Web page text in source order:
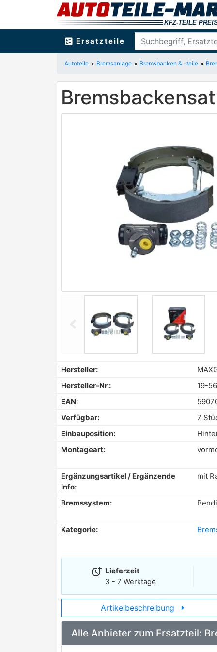
ballot Ersatzteile
Autoteile Bremsanlage Bremsbacken & -teile
Previous
Hersteller:
Hersteller-Nr.:
19-
EAN:
Verfügbar:
7
Einbauposition:
Montageart:
Ergänzungsartikel / Ergänzende
Info:
mit
Bremssystem:
Kategorie:
more_time Lieferzeit
3 - 7 Werktage
Artikelbeschreibung arrow_right
Alle Anbieter zum Ersatzteil: